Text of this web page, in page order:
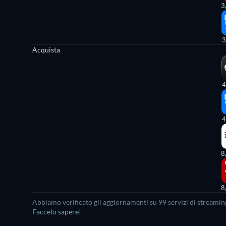
Acquista
Abbiamo verificato gli aggiornamenti su 99servizi di
Faccelo sapere!